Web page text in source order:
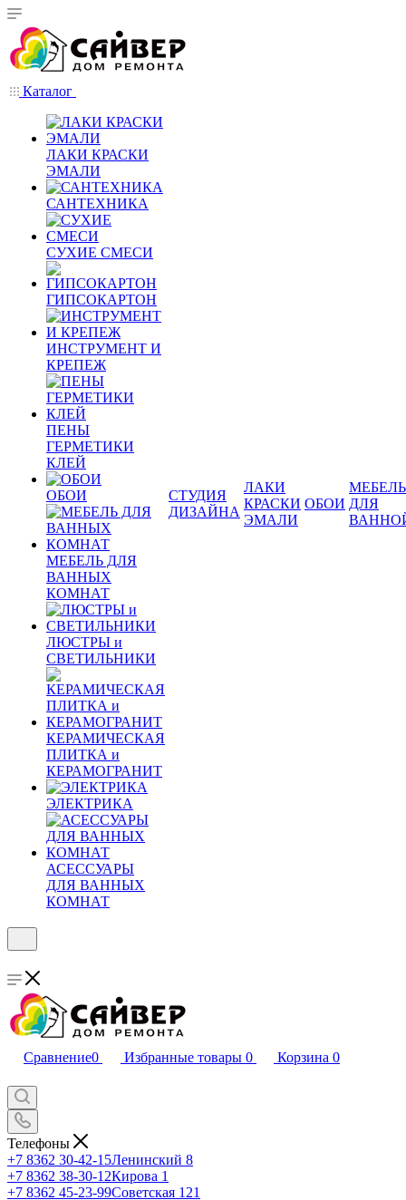
Каталог
ЛАКИ КРАСКИ
ЭМАЛИ
САНТЕХНИКА
СУХИЕ СМЕСИ
ГИПСОКАРТОН
ИНСТРУМЕНТ И
КРЕПЕЖ
ПЕНЫ
ГЕРМЕТИКИ
КЛЕЙ
ОБОИ
МЕБЕЛЬ ДЛЯ
ВАННЫХ
КОМНАТ
ЛЮСТРЫ и
СВЕТИЛЬНИКИ
КЕРАМИЧЕСКАЯ
ПЛИТКА и
КЕРАМОГРАНИТ
ЭЛЕКТРИКА
АСЕССУАРЫ
ДЛЯ ВАННЫХ
КОМНАТ
СТУДИЯ
ДИЗАЙНА
ЛАКИ
КРАСКИ
ЭМАЛИ
ОБОИ
МЕБЕЛЬ
ДЛЯ
Сравнение0 Избранные товары 0 Корзина 0
Телефоны
+7 8362 30-42-15Ленинский 8
+7 8362 38-30-12Кирова 1
+7 8362 45-23-99Советская 121